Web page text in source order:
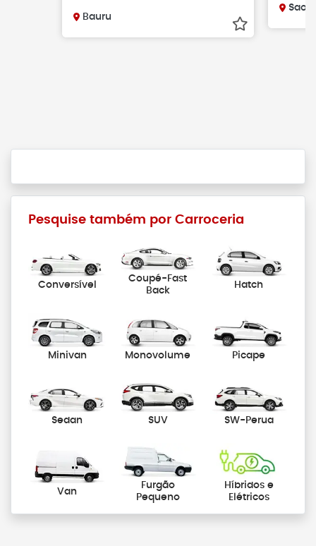
Bauru
Sao
Pesquise também por Carroceria
Conversível
Coupé-Fast
Back
Hatch
Minivan Monovolume Picape
Sedan SUV SW-Perua
Van
Furgão
Pequeno
Híbridos e
Elétricos